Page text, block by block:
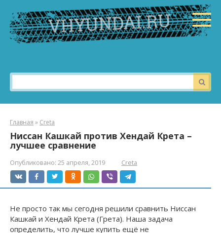
контенту
Поиск:
Главная » Creta
Ниссан Кашкай против Хендай Крета –
лучшее сравнение
Опубликовано: 25 апреля, 2019 Creta
Не просто так мы сегодня решили сравнить Ниссан
Кашкай и Хендай Крета (Грета). Наша задача
определить, что лучше купить ещё не